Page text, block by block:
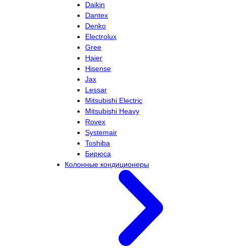
Daikin
Dantex
Denko
Electrolux
Gree
Haier
Hisense
Jax
Lessar
Mitsubishi Electric
Mitsubishi Heavy
Rovex
Systemair
Toshiba
Бирюса
Колонные кондиционеры